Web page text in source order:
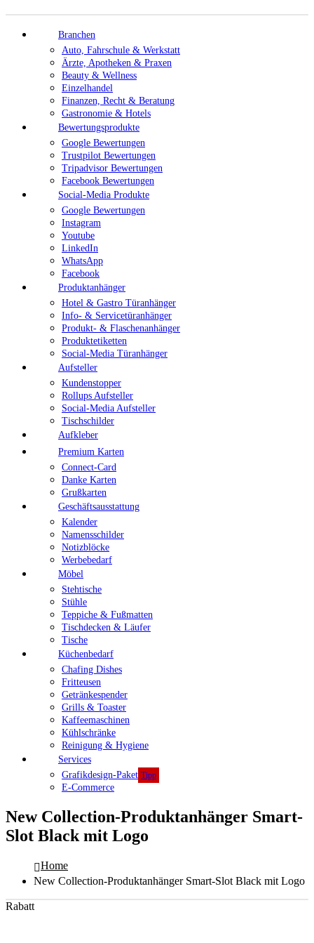
Branchen
Auto, Fahrschule & Werkstatt
Ärzte, Apotheken & Praxen
Beauty & Wellness
Einzelhandel
Finanzen, Recht & Beratung
Gastronomie & Hotels
Bewertungsprodukte
Google Bewertungen
Trustpilot Bewertungen
Tripadvisor Bewertungen
Facebook Bewertungen
Social-Media Produkte
Google Bewertungen
Instagram
Youtube
LinkedIn
WhatsApp
Facebook
Produktanhänger
Hotel & Gastro Türanhänger
Info- & Servicetüranhänger
Produkt- & Flaschenanhänger
Produktetiketten
Social-Media Türanhänger
Aufsteller
Kundenstopper
Rollups Aufsteller
Social-Media Aufsteller
Tischschilder
Aufkleber
Premium Karten
Connect-Card
Danke Karten
Grußkarten
Geschäftsausstattung
Kalender
Namensschilder
Notizblöcke
Werbebedarf
Möbel
Stehtische
Stühle
Teppiche & Fußmatten
Tischdecken & Läufer
Tische
Küchenbedarf
Chafing Dishes
Fritteusen
Getränkespender
Grills & Toaster
Kaffeemaschinen
Kühlschränke
Reinigung & Hygiene
Services
Grafikdesign-Paket Tipp
E-Commerce
New Collection-Produktanhänger Smart-
Slot Black mit Logo
Home
New Collection-Produktanhänger Smart-Slot Black mit Logo
Rabatt